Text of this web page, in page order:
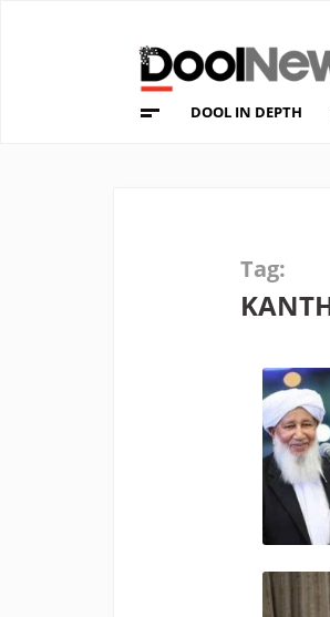
DOOL IN DEPTH
Tag: